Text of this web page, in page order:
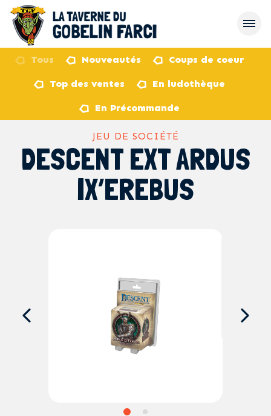
Tous Nouveautés Coups de coeur
Top des ventes En ludothèque
En Précommande
JEU DE SOCIÉTÉ
DESCENT EXT ARDUS
IX’EREBUS